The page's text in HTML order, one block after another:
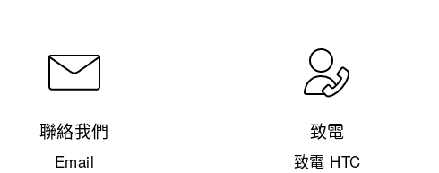
聯絡我們
Email
致電
致電 HTC